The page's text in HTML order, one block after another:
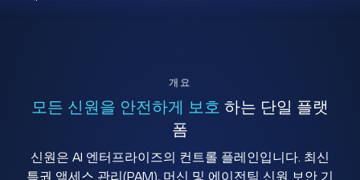
개요
모든 신원을 안전하게 보호 하는 단일 플랫
폼
신원은 AI 엔터프라이즈의 컨트롤 플레인입니다. 최신
특권 액세스 관리(PAM), 머신 및 에이전틱 신원 보안 기